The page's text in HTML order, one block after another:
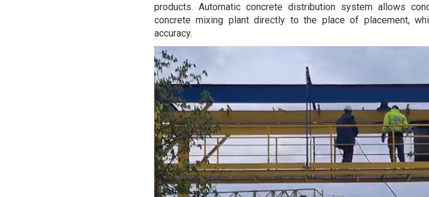
products. Automatic concrete distribution system allows
concrete mixing plant directly to the place of placement,
accuracy.